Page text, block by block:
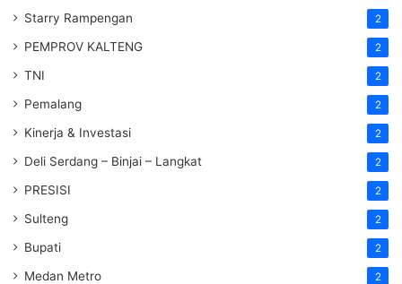
Starry Rampengan 2
PEMPROV KALTENG 2
TNI 2
Pemalang 2
Kinerja & Investasi 2
Deli Serdang – Binjai – Langkat 2
PRESISI 2
Sulteng 2
Bupati 2
Medan Metro 2